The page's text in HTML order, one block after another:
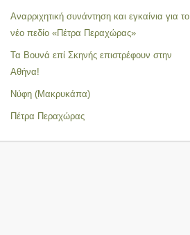
Αναρριχητική συνάντηση και εγκαίνια για το
νέο πεδίο «Πέτρα Περαχώρας»
Τα Βουνά επί Σκηνής επιστρέφουν στην
Αθήνα!
Νύφη (Μακρυκάπα)
Πέτρα Περαχώρας